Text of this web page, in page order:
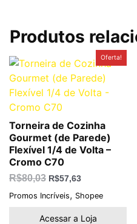
Produtos
Oferta!
Torneira de Cozinha
Gourmet (de Parede)
Flexível 1/4 de Volta –
Cromo C70
R$80,03
preço
original
era:
R$80,03.
R$57,63
preço
atual
é:
R$57,63.
Promos Incríveis, Shopee
Acessar a Loja